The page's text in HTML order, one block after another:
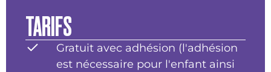
TARIFS
Gratuit avec adhésion (l'adhésion
est nécessaire pour l'enfant ainsi